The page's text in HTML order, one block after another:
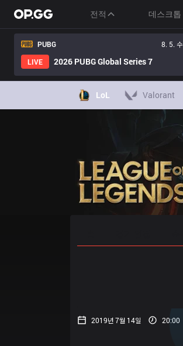
전적 데스크톱
PUBG
8. 5. 수
LIVE
2026 PUBG Global Series 7
LoL Valorant
2019년 7월 14일 20:00